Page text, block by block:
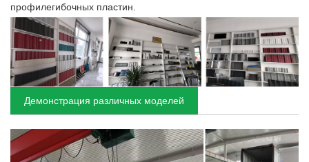
профилегибочных пластин.
Демонстрация различных моделей